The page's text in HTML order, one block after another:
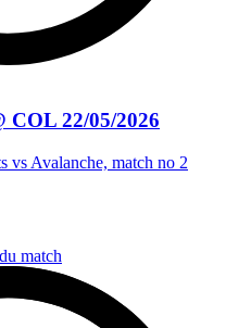
COL 22/05/2026
vs Avalanche, match no 2